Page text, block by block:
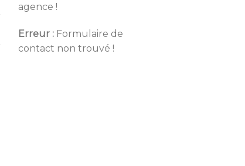
agence !
Erreur : Formulaire de
contact non trouvé !